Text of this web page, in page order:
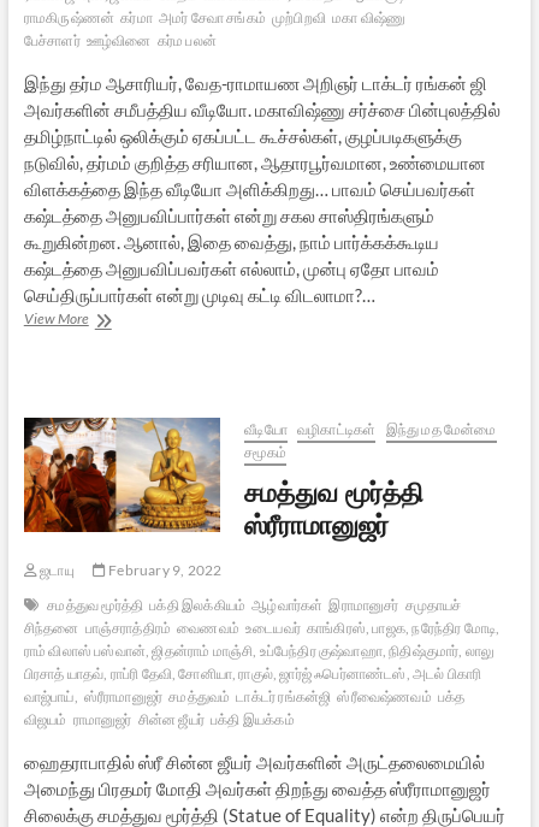
ராமகிருஷ்ணன் கர்மா அமர் சேவா சங்கம் முற்பிறவி மகா விஷ்ணு
பேச்சாளர் ஊழ்வினை கர்ம பலன்
இந்து தர்ம ஆசாரியர், வேத-ராமாயண அறிஞர் டாக்டர் ரங்கன் ஜி
அவர்களின் சமீபத்திய வீடியோ. மகாவிஷ்ணு சர்ச்சை பின்புலத்தில்
தமிழ்நாட்டில் ஒலிக்கும் ஏகப்பட்ட கூச்சல்கள், குழப்படிகளுக்கு
நடுவில், தர்மம் குறித்த சரியான, ஆதாரபூர்வமான, உண்மையான
விளக்கத்தை இந்த வீடியோ அளிக்கிறது… பாவம் செய்பவர்கள்
கஷ்டத்தை அனுபவிப்பார்கள் என்று சகல சாஸ்திரங்களும்
கூறுகின்றன. ஆனால், இதை வைத்து, நாம் பார்க்கக்கூடிய
கஷ்டத்தை அனுபவிப்பவர்கள் எல்லாம், முன்பு ஏதோ பாவம்
செய்திருப்பார்கள் என்று முடிவு கட்டி விடலாமா?…
View Moreமகாவிஷ்ணு
விளக்கம்
வீடியோ வழிகாட்டிகள்
இந்து மத மேன்மை
சமூகம்
சமத்துவ மூர்த்தி
ஸ்ரீராமானுஜர்
ஜடாயு
February 9, 2022
சமத்துவ மூர்த்தி பக்தி இலக்கியம் ஆழ்வார்கள் இராமானுசர் சமுதாயச்
சிந்தனை பாஞ்சராத்திரம் வைணவம் உடையவர் காங்கிரஸ், பாஜக, நரேந்திர மோடி,
ராம் விலாஸ் பஸ்வான், ஜிதன்ராம் மாஞ்சி, உப்பேந்திர குஷ்வாஹா, நிதிஷ்குமார், லாலு
பிரசாத் யாதவ், ராப்ரி தேவி, சோனியா, ராகுல், ஜார்ஜ் ஃபெர்னாண்டஸ், அடல் பிகாரி
வாஜ்பாய், ஸ்ரீராமானுஜர் சமத்துவம் டாக்டர் ரங்கன்ஜி ஸ்ரீவைஷ்ணவம் பக்த
விஜயம் ராமானுஜர் சின்ன ஜீயர் பக்தி இயக்கம்
ஹைதராபாதில் ஸ்ரீ சின்ன ஜீயர் அவர்களின் அருட்தலைமையில்
அமைந்து பிரதமர் மோதி அவர்கள் திறந்து வைத்த ஸ்ரீராமானுஜர்
சிலைக்கு சமத்துவ மூர்த்தி (Statue of Equality) என்ற திருப்பெயர்